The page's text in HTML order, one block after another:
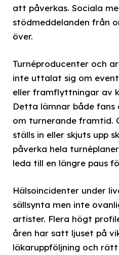
att påverkas. Sociala
stödmeddelanden från
över.
Turnéproducenter och
inte uttalat sig om
eller framflyttningar av
Detta lämnar både fans
om turnerande framtid.
ställs in eller skjuts upp
påverka hela
leda till en längre paus
Hälsoincidenter under
sällsynta men inte
artister. Flera högt
åren har satt ljuset på
läkaruppföljning och